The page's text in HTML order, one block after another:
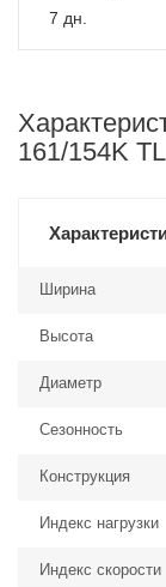
7 дн.
161/154K TL
Ширина
Высота
Диаметр
Сезонность
Конструкция
Индекс нагрузки
Индекс скорости